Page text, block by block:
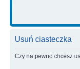
Usuń ciasteczka
Czy na pewno chcesz